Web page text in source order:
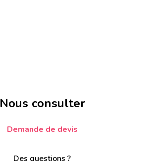
Nous consulter
Demande de devis
Des questions ?